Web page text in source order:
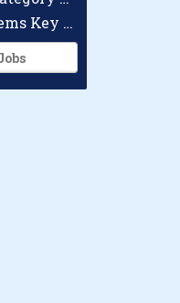
Checkpoint Systems Key Accountmanager Benelux